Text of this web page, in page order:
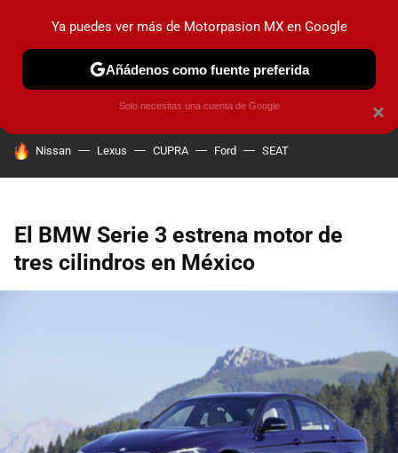
PRUEBAS INDUSTRIA HOY NO CIRCULA
HOY SE HABLA DE
Nissan Lexus CUPRA Ford SEAT
El BMW Serie 3 estrena motor de
tres cilindros en México
×
Ya puedes ver más de Motorpasion MX en Google
Añádenos como fuente preferida
Solo necesitas una cuenta de Google